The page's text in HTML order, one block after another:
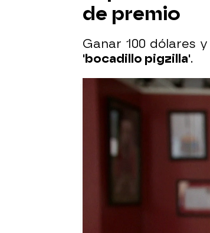
de premio
Ganar 100 dólares
'bocadillo pigzilla'.